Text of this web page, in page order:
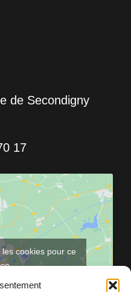
de Secondigny
17
cookies pour ce